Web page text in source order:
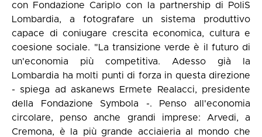
con Fondazione Cariplo con la partnership di PoliS
Lombardia, a fotografare un sistema produttivo
capace di coniugare crescita economica, cultura e
coesione sociale. "La transizione verde è il futuro di
un'economia più competitiva. Adesso già la
Lombardia ha molti punti di forza in questa direzione
- spiega ad askanews Ermete Realacci, presidente
della Fondazione Symbola -. Penso all'economia
circolare, penso anche grandi imprese: Arvedi, a
Cremona, è la più grande acciaieria al mondo che